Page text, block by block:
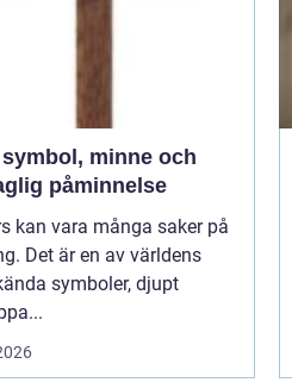
påminnelse
kan vara många saker på
Det är en av världens
symboler, djupt